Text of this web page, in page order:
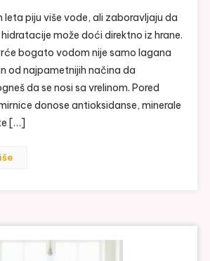
leta piju više vode, ali zaboravljaju da
može doći direktno iz hrane.
bogato vodom nije samo lagana
od najpametnijih načina da
da se nosi sa vrelinom. Pored
donose antioksidanse, minerale
[…]